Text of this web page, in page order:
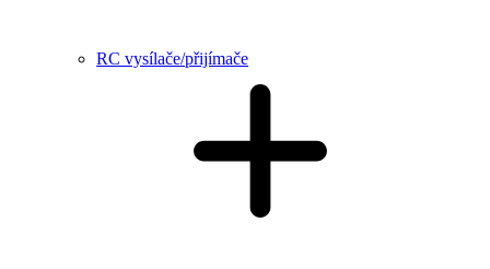
RC vysílače/přijímače